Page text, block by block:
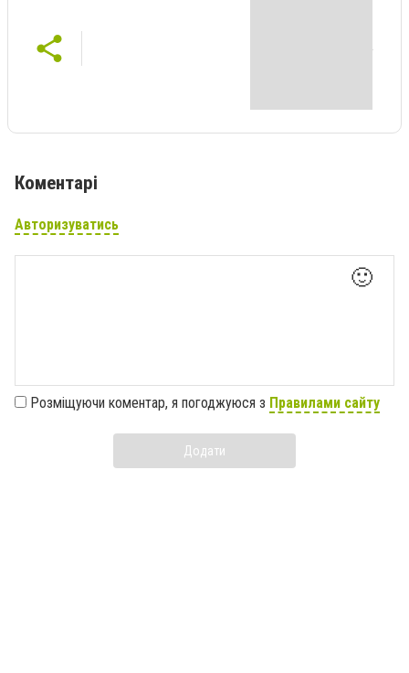
Коментарі
Авторизуватись
🙂
Розміщуючи коментар, я погоджуюся з Правилами сайту
Додати